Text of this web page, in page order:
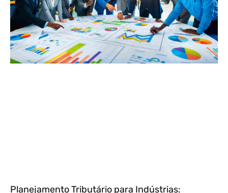
Planejamento Tributário para Indústrias: